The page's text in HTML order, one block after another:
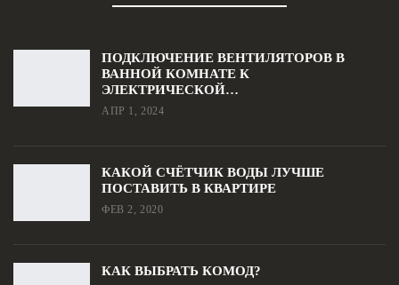
ПОДКЛЮЧЕНИЕ ВЕНТИЛЯТОРОВ В
ВАННОЙ КОМНАТЕ К
ЭЛЕКТРИЧЕСКОЙ…
АПР 1, 2024
КАКОЙ СЧЁТЧИК ВОДЫ ЛУЧШЕ
ПОСТАВИТЬ В КВАРТИРЕ
ФЕВ 2, 2020
КАК ВЫБРАТЬ КОМОД?